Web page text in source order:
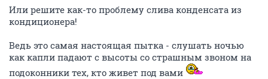
Или решите как-то проблему слива конденсата из
кондиционера!
Ведь это самая настоящая пытка - слушать ночью
как капли падают с высоты со страшным звоном на
подоконники тех, кто живет под вами